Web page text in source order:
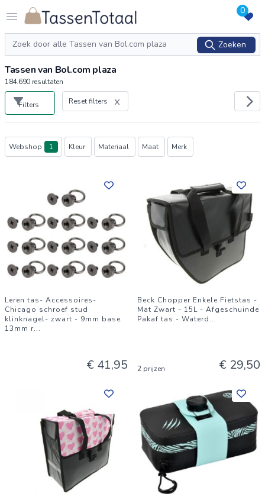
Open menu
Logo Tassentotaal.nl 0
Zoeken
Zoeken
Tassen van Bol.com plaza
184.690 resultaten
Filters Reset filters
Producten
Webshop 1 Kleur Materiaal Maat Merk
Leren tas- Accessoires-
Chicago schroef stud
klinknagel- zwart - 9mm base
13mm r...
€ 41,95
Beck Chopper Enkele Fietstas -
Mat Zwart - 15L - Afgeschuinde
Pakaf tas - Waterd...
2 prijzen € 29,50